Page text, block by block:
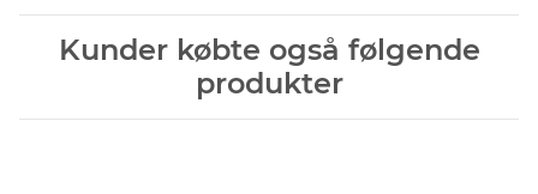
Kunder købte også følgende
produkter